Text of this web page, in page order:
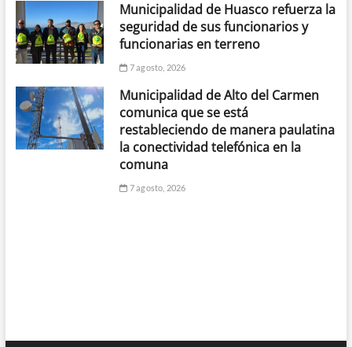
Municipalidad de Huasco refuerza la
seguridad de sus funcionarios y
funcionarias en terreno
7 agosto, 2026
Municipalidad de Alto del Carmen
comunica que se está
restableciendo de manera paulatina
la conectividad telefónica en la
comuna
7 agosto, 2026